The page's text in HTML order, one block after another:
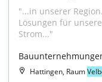
"...in unserer
Lösungen für
Strom..."
Hattingen, Raum